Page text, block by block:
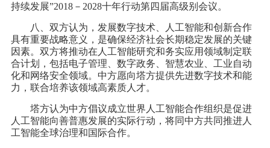
持续发展”2018－2028十年行动第四届高级别会议。
八、双方认为，发展数字技术、人工智能和创新合作
具有重要战略意义，是确保经济社会长期稳定发展的关键
因素。双方将推动在人工智能研究和务实应用领域制定联
合计划，包括电子管理、数字政务、智慧农业、工业自动
化和网络安全领域。中方愿向塔方提供先进数字技术和能
力，联合培养该领域高素质人才。
塔方认为中方倡议成立世界人工智能合作组织是促进
人工智能向善普惠发展的实际行动，将同中方共同推进人
工智能全球治理和国际合作。